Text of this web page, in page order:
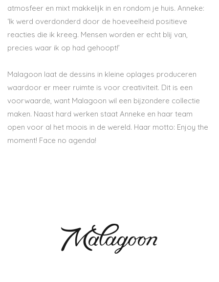
atmosfeer en mixt makkelijk in en rondom je huis. Anneke:
‘Ik werd overdonderd door de hoeveelheid positieve
reacties die ik kreeg. Mensen worden er echt blij van,
precies waar ik op had gehoopt!’
Malagoon laat de dessins in kleine oplages produceren
waardoor er meer ruimte is voor creativiteit. Dit is een
voorwaarde, want Malagoon wil een bijzondere collectie
maken. Naast hard werken staat Anneke en haar team
open voor al het moois in de wereld. Haar motto: Enjoy the
moment! Face no agenda!